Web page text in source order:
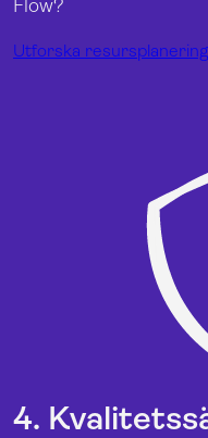
Flow?
Utforska
4.